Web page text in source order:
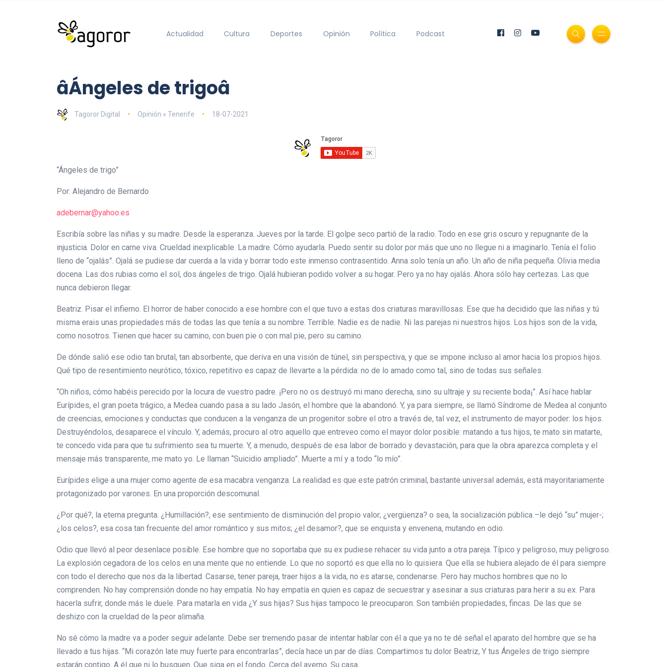
Actualidad Cultura Deportes Opinión Política Podcast
âÁngeles de trigoâ
Tagoror Digital Opinión » Tenerife 18-07-2021
“Ángeles de trigo”
Por: Alejandro de Bernardo
adebernar@yahoo.es
Escribía sobre las niñas y su madre. Desde la esperanza. Jueves por la tarde. El golpe seco partió de la radio. Todo en ese gris oscuro y repugnante de la
injusticia. Dolor en carne viva. Crueldad inexplicable. La madre. Cómo ayudarla. Puedo sentir su dolor por más que uno no llegue ni a imaginarlo. Tenía el folio
lleno de “ojalás”. Ojalá se pudiese dar cuerda a la vida y borrar todo este inmenso contrasentido. Anna solo tenía un año. Un año de niña pequeña. Olivia media
docena. Las dos rubias como el sol, dos ángeles de trigo. Ojalá hubieran podido volver a su hogar. Pero ya no hay ojalás. Ahora sólo hay certezas. Las que
nunca debieron llegar.
Beatriz. Pisar el infierno. El horror de haber conocido a ese hombre con el que tuvo a estas dos criaturas maravillosas. Ese que ha decidido que las niñas y tú
misma erais unas propiedades más de todas las que tenía a su nombre. Terrible. Nadie es de nadie. Ni las parejas ni nuestros hijos. Los hijos son de la vida,
como nosotros. Tienen que hacer su camino, con buen pie o con mal pie, pero su camino.
De dónde salió ese odio tan brutal, tan absorbente, que deriva en una visión de túnel, sin perspectiva, y que se impone incluso al amor hacia los propios hijos.
Qué tipo de resentimiento neurótico, tóxico, repetitivo es capaz de llevarte a la pérdida: no de lo amado como tal, sino de todas sus señales.
“Oh niños, cómo habéis perecido por la locura de vuestro padre. ¡Pero no os destruyó mi mano derecha, sino su ultraje y su reciente boda¡”. Así hace hablar
Eurípides, el gran poeta trágico, a Medea cuando pasa a su lado Jasón, el hombre que la abandonó. Y, ya para siempre, se llamó Síndrome de Medea al conjunto
de creencias, emociones y conductas que conducen a la venganza de un progenitor sobre el otro a través de, tal vez, el instrumento de mayor poder: los hijos.
Destruyéndolos, desaparece el vínculo. Y, además, procuro al otro aquello que entreveo como el mayor dolor posible: matando a tus hijos, te mato sin matarte,
te concedo vida para que tu sufrimiento sea tu muerte. Y, a menudo, después de esa labor de borrado y devastación, para que la obra aparezca completa y el
mensaje más transparente, me mato yo. Le llaman “Suicidio ampliado”. Muerte a mí y a todo “lo mío”.
Eurípides elige a una mujer como agente de esa macabra venganza. La realidad es que este patrón criminal, bastante universal además, está mayoritariamente
protagonizado por varones. En una proporción descomunal.
¿Por qué?, la eterna pregunta. ¿Humillación?, ese sentimiento de disminución del propio valor; ¿vergüenza? o sea, la socialización pública –le dejó “su” mujer-;
¿los celos?, esa cosa tan frecuente del amor romántico y sus mitos; ¿el desamor?, que se enquista y envenena, mutando en odio.
Odio que llevó al peor desenlace posible. Ese hombre que no soportaba que su ex pudiese rehacer su vida junto a otra pareja. Típico y peligroso, muy peligroso.
La explosión cegadora de los celos en una mente que no entiende. Lo que no soportó es que ella no lo quisiera. Que ella se hubiera alejado de él para siempre
con todo el derecho que nos da la libertad. Casarse, tener pareja, traer hijos a la vida, no es atarse, condenarse. Pero hay muchos hombres que no lo
comprenden. No hay comprensión donde no hay empatía. No hay empatía en quien es capaz de secuestrar y asesinar a sus criaturas para herir a su ex. Para
hacerla sufrir, donde más le duele. Para matarla en vida ¿Y sus hijas? Sus hijas tampoco le preocuparon. Son también propiedades, fincas. De las que se
deshizo con la crueldad de la peor alimaña.
No sé cómo la madre va a poder seguir adelante. Debe ser tremendo pasar de intentar hablar con él a que ya no te dé señal el aparato del hombre que se ha
llevado a tus hijas. “Mi corazón late muy fuerte para encontrarlas”, decía hace un par de días. Compartimos tu dolor Beatriz, Y tus Ángeles de trigo siempre
estarán contigo. A él que ni lo busquen. Que siga en el fondo. Cerca del averno. Su casa.